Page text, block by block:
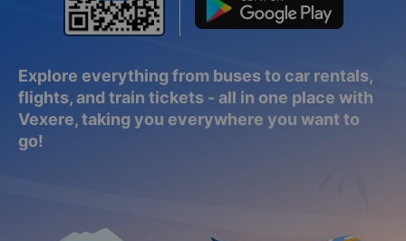
Explore everything from buses to car rentals,
flights, and train tickets - all in one place with
Vexere, taking you everywhere you want to
go!